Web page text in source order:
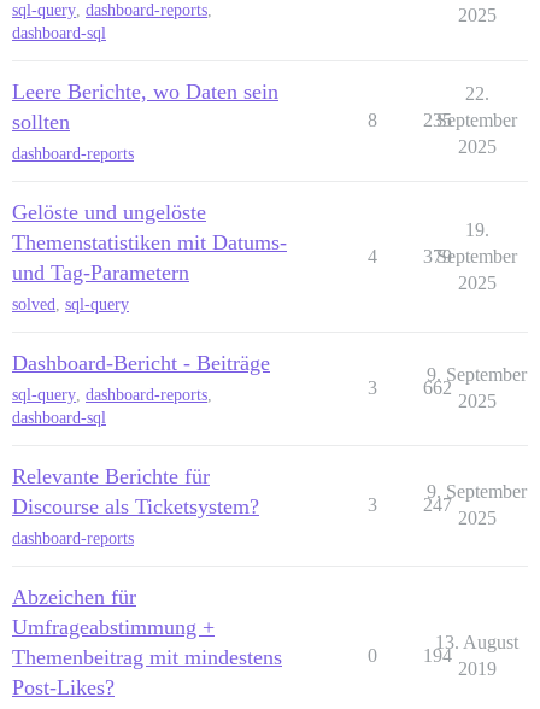
sql-query, dashboard-reports,
dashboard-sql
2025
Leere Berichte, wo Daten sein
sollten
dashboard-reports
8 235
22.
September
2025
Gelöste und ungelöste
Themenstatistiken mit Datums-
und Tag-Parametern
solved, sql-query
4 379
19.
September
2025
Dashboard-Bericht - Beiträge
sql-query, dashboard-reports,
dashboard-sql
3 662
9. September
2025
Relevante Berichte für
Discourse als Ticketsystem?
dashboard-reports
3 247
9. September
2025
Abzeichen für
Umfrageabstimmung +
Themenbeitrag mit mindestens
Post-Likes?
0 194
13. August
2019